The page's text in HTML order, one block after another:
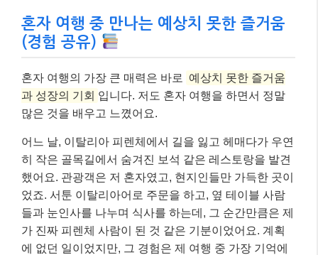
혼자 여행 중 만나는 예상치 못한 즐거움
(경험 공유)
혼자 여행의 가장 큰 매력은 바로
예상치 못한 즐거움
과 성장의 기회 입니다. 저도 혼자 여행을 하면서 정말
많은 것을 배우고 느꼈어요.
어느 날, 이탈리아 피렌체에서 길을 잃고 헤매다가 우연
히 작은 골목길에서 숨겨진 보석 같은 레스토랑을 발견
했어요. 관광객은 저 혼자였고, 현지인들만 가득한 곳이
었죠. 서툰 이탈리아어로 주문을 하고, 옆 테이블 사람
들과 눈인사를 나누며 식사를 하는데, 그 순간만큼은 제
가 진짜 피렌체 사람이 된 것 같은 기분이었어요. 계획
에 없던 일이었지만, 그 경험은 제 여행 중 가장 기억에